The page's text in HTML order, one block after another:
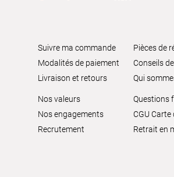
Suivre ma commande
Modalités de paiement
Livraison et retours
Pièces de
Conseils
Qui
Nos valeurs
Nos engagements
Recrutement
Questions
CGU Carte
Retrait en